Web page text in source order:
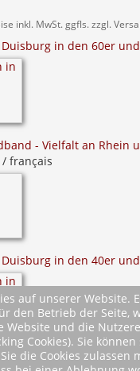
inkl. MwSt. ggfls. zzgl.
in den 60er
- Vielfalt an Rhein
français
in den 40er
auf unserer Website.
den Betrieb der Seite,
Website und die
Cookies). Sie
die Cookies zulassen